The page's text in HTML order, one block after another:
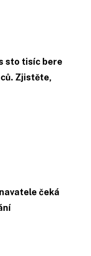
sto tisíc bere
Zjistěte,
čeká